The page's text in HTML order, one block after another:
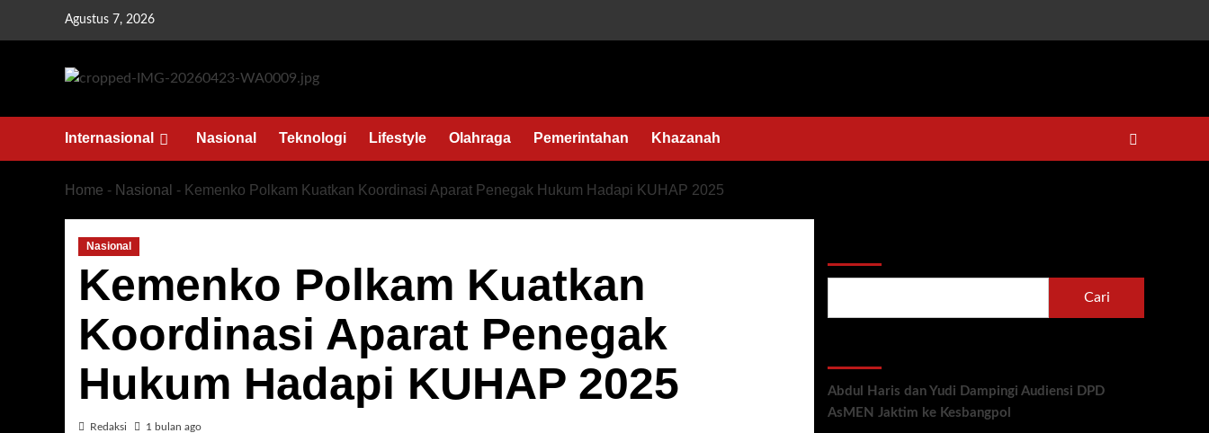
Agustus 7, 2026
Internasional Nasional Teknologi Lifestyle Olahraga Pemerintahan Khazanah
Home - Nasional - Kemenko Polkam Kuatkan Koordinasi Aparat Penegak Hukum Hadapi KUHAP 2025
Nasional
Kemenko Polkam Kuatkan
Koordinasi Aparat Penegak
Hukum Hadapi KUHAP 2025
Redaksi 1 bulan ago
Cari
Abdul Haris dan Yudi Dampingi Audiensi DPD
AsMEN Jaktim ke Kesbangpol